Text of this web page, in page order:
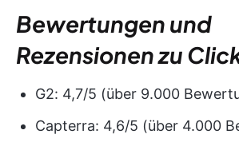
Bewertungen und
Rezensionen zu
G2: 4,7/5 (über 9.000
Capterra: 4,6/5 (über 4.000